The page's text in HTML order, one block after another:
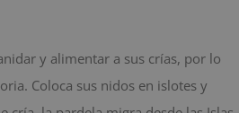
y alimentar a sus crías, por lo
Coloca sus nidos en islotes y